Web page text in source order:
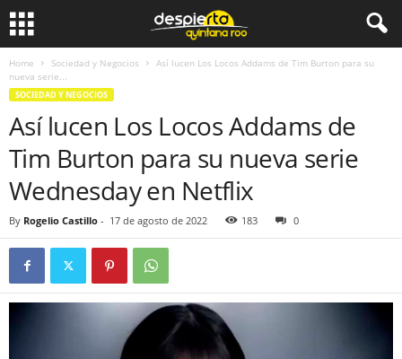
Home Sociedad y Negocios
Así lucen Los Locos Addams de Tim Burton para su
nueva serie...
SOCIEDAD Y NEGOCIOS
Así lucen Los Locos Addams de
Tim Burton para su nueva serie
Wednesday en Netflix
By Rogelio Castillo - 17 de agosto de 2022 183 0